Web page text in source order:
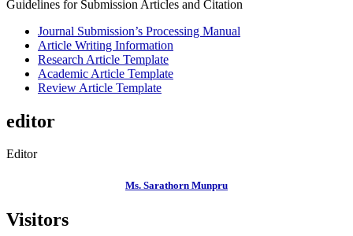
Guidelines for Submission Articles and Citation
Journal Submission’s Processing Manual
Article Writing Information
Research Article Template
Academic Article Template
Review Article Template
editor
Editor
Ms. Sarathorn Munpru
Visitors